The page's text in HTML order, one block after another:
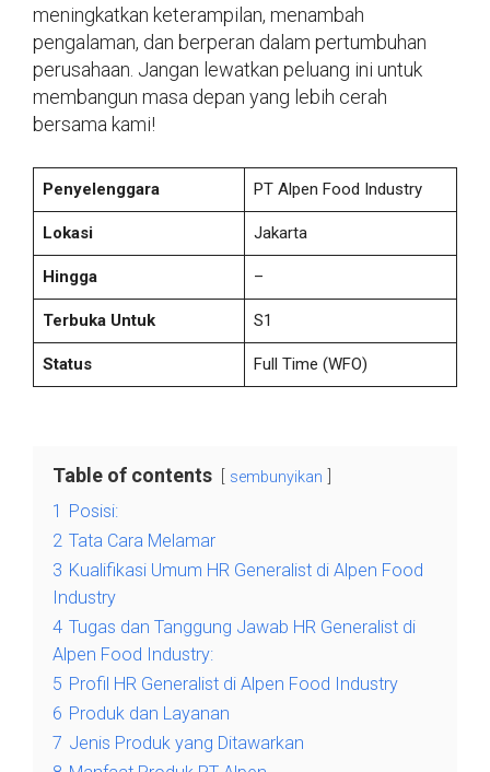
meningkatkan keterampilan, menambah
pengalaman, dan berperan dalam pertumbuhan
perusahaan. Jangan lewatkan peluang ini untuk
membangun masa depan yang lebih cerah
bersama kami!
Penyelenggara PT Alpen Food Industry
Lokasi Jakarta
Hingga –
Terbuka Untuk S1
Status Full Time (WFO)
Table of contents sembunyikan
1
Posisi:
2 Tata Cara Melamar
3 Kualifikasi Umum HR Generalist di Alpen Food
Industry
4 Tugas dan Tanggung Jawab HR Generalist di
Alpen Food Industry:
5 Profil HR Generalist di Alpen Food Industry
6 Produk dan Layanan
7 Jenis Produk yang Ditawarkan